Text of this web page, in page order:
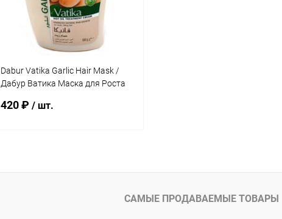
Dabur Vatika Garlic Hair Mask /
Дабур Ватика Маска для Роста
420 ₽ / шт.
САМЫЕ ПРОДАВАЕМЫЕ ТОВАРЫ